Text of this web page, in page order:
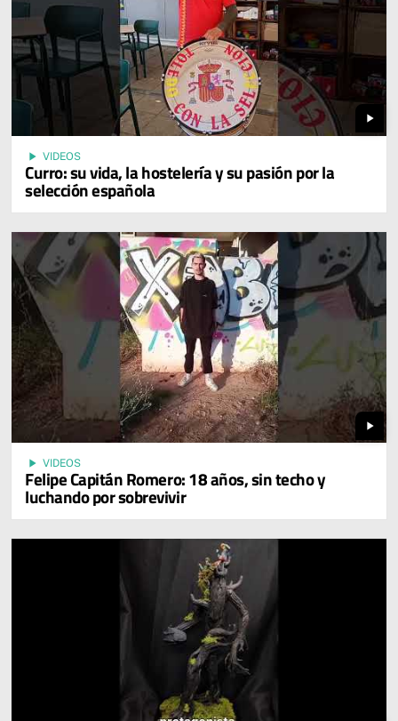
play_arrow
play_arrow VIDEOS
Curro: su vida, la hostelería y su pasión por la
selección española
play_arrow
play_arrow VIDEOS
Felipe Capitán Romero: 18 años, sin techo y
luchando por sobrevivir